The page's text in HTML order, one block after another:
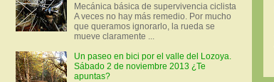
Mecánica básica de supervivencia ciclista
A veces no hay más remedio. Por mucho
que queramos ignorarlo, la rueda se
mueve claramente ...
Un paseo en bici por el valle del Lozoya.
Sábado 2 de noviembre 2013 ¿Te
apuntas?